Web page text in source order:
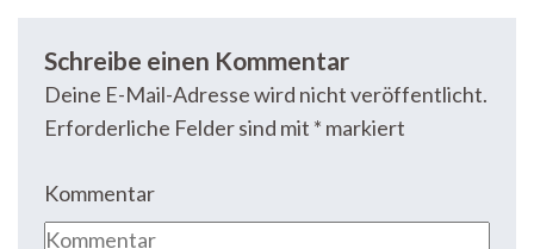
Schreibe einen Kommentar
Deine E-Mail-Adresse wird nicht veröffentlicht.
Erforderliche Felder sind mit * markiert
Kommentar